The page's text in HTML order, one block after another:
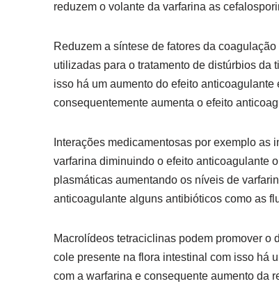
reduzem o volante da varfarina as
Reduzem a síntese de fatores da
utilizadas para o tratamento de distúrbios da
isso há um aumento do efeito
consequentemente aumenta o efeito
Interações medicamentosas por exemplo
varfarina diminuindo o efeito anticoagulante
plasmáticas aumentando os níveis de
anticoagulante alguns antibióticos como as
Macrolídeos tetraciclinas podem promover
cole presente na flora intestinal com isso há
com a warfarina e consequente aumento da